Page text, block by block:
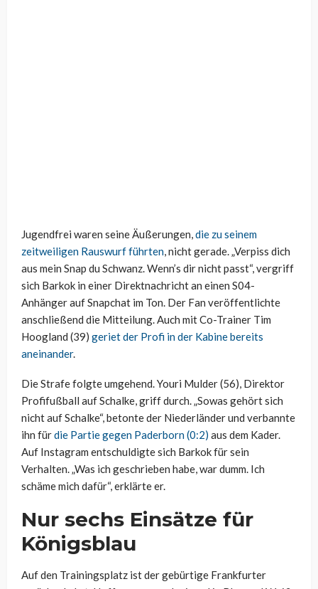
Jugendfrei waren seine Äußerungen,die zu seinem
zeitweiligen Rauswurf führten, nicht gerade. „Verpiss dich
aus mein Snap du Schwanz. Wenn’s dir nicht passt“, vergriff
sich Barkok in einer Direktnachricht an einen S04-
Anhänger auf Snapchat im Ton. Der Fan veröffentlichte
anschließend die Mitteilung. Auch mit Co-Trainer Tim
Hoogland (39) geriet der Profi in der Kabine bereits
aneinander.
Die Strafe folgte umgehend. Youri Mulder (56), Direktor
Profifußball auf Schalke, griff durch. „Sowas gehört sich
nicht auf Schalke“, betonte der Niederländer und verbannte
ihn fürdie Partie gegen Paderborn (0:2) aus dem Kader.
Auf Instagram entschuldigte sich Barkok für sein
Verhalten. „Was ich geschrieben habe, war dumm. Ich
schäme mich dafür“, erklärte er.
Nur sechs Einsätze für
Königsblau
Auf den Trainingsplatz ist der gebürtige Frankfurter